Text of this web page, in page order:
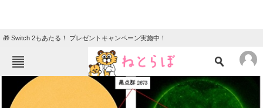
🎁 Switch 2もあたる！ プレゼントキャンペーン実施中！
ねとらぼメニュー
TOP ニュース